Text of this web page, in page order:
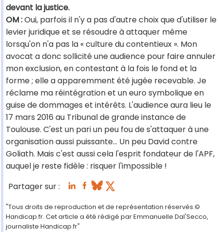
devant la justice.
OM :Oui, parfois il n'y a pas d'autre choix que d'utiliser le
levier juridique et se résoudre à attaquer même
lorsqu'on n'a pas la « culture du contentieux ». Mon
avocat a donc sollicité une audience pour faire annuler
mon exclusion, en contestant à la fois le fond et la
forme ; elle a apparemment été jugée recevable. Je
réclame ma réintégration et un euro symbolique en
guise de dommages et intérêts. L'audience aura lieu le
17 mars 2016 au Tribunal de grande instance de
Toulouse. C'est un pari un peu fou de s'attaquer à une
organisation aussi puissante… Un peu David contre
Goliath. Mais c'est aussi cela l'esprit fondateur de l'APF,
auquel je reste fidèle : risquer l'impossible !
Partager sur :
"Tous droits de reproduction et de représentation réservés.©
Handicap.fr. Cet article a été rédigé par Emmanuelle Dal'Secco,
journaliste Handicap.fr"